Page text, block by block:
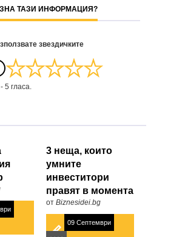
ТАЗИ ИНФОРМАЦИЯ?
звездичките
- 5 гласа.
3 неща, които
умните
инвеститори
правят в момента
от Biznesidei.bg
09 Септември